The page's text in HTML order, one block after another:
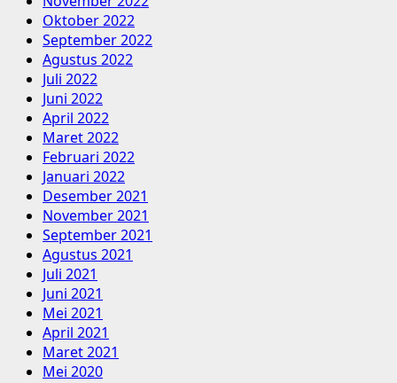
Oktober 2022
September 2022
Agustus 2022
Juli 2022
Juni 2022
April 2022
Maret 2022
Februari 2022
Januari 2022
Desember 2021
November 2021
September 2021
Agustus 2021
Juli 2021
Juni 2021
Mei 2021
April 2021
Maret 2021
Mei 2020